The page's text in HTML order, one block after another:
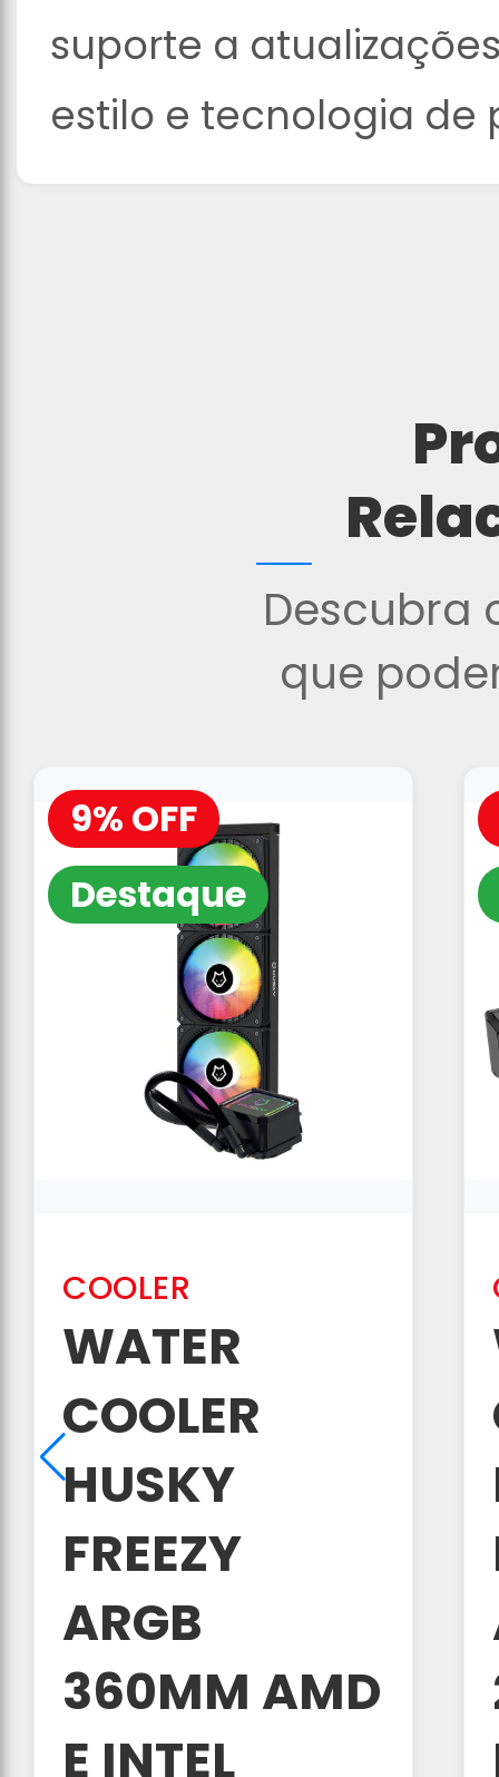
suporte a
estilo e tecnologia de
Descubra
que
9% OFF
Destaque
COOLER
WATER
COOLER
HUSKY
FREEZY
ARGB
360MM AMD
E INTEL